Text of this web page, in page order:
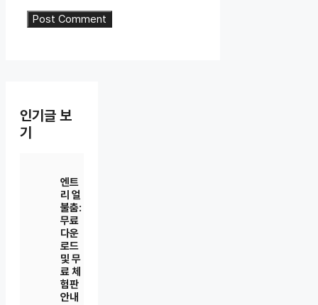
인기글 보
기
엔트
리 얼
불춤:
무료
다운
로드
및 무
료 체
험판
안내